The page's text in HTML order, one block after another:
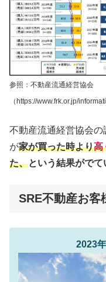
参照：不動産流通経営協会
（https://www.frk.or.jp/
不動産流通経営協会
が家が買った時より高
た、という結果がでて
SRE不動産お客
2023